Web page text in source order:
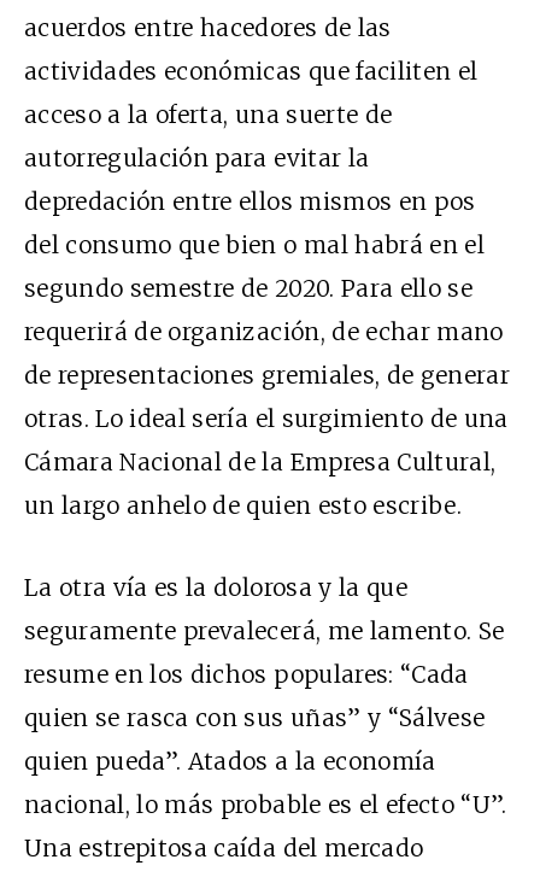
acuerdos entre hacedores de las
actividades económicas que faciliten el
acceso a la oferta, una suerte de
autorregulación para evitar la
depredación entre ellos mismos en pos
del consumo que bien o mal habrá en el
segundo semestre de 2020. Para ello se
requerirá de organización, de echar mano
de representaciones gremiales, de generar
otras. Lo ideal sería el surgimiento de una
Cámara Nacional de la Empresa Cultural,
un largo anhelo de quien esto escribe.
La otra vía es la dolorosa y la que
seguramente prevalecerá, me lamento. Se
resume en los dichos populares: “Cada
quien se rasca con sus uñas” y “Sálvese
quien pueda”. Atados a la economía
nacional, lo más probable es el efecto “U”.
Una estrepitosa caída del mercado